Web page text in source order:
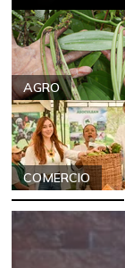
AGRO
COMERCIO